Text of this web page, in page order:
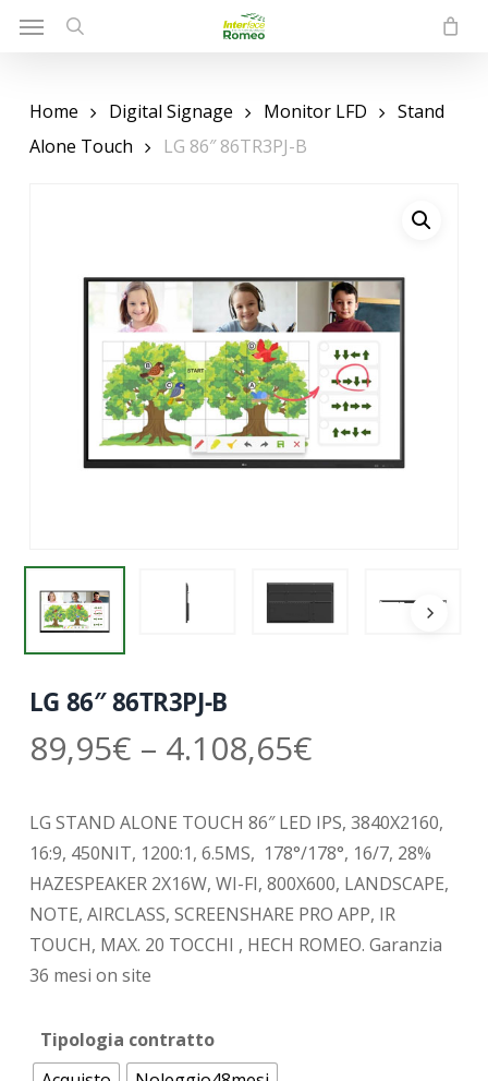
Skip
content
Menu
Home Digital Signage Monitor LFD
Stand
Alone Touch
LG 86″ 86TR3PJ-B
LG 86″ 86TR3PJ-B
89,95€ – 4.108,65€
LG STAND ALONE TOUCH 86″ LED IPS, 3840X2160,
16:9, 450NIT, 1200:1, 6.5MS, 178°/178°, 16/7, 28%
HAZESPEAKER 2X16W, WI-FI, 800X600, LANDSCAPE,
NOTE, AIRCLASS, SCREENSHARE PRO APP, IR
TOUCH, MAX. 20 TOCCHI , HECH ROMEO. Garanzia
36 mesi on site
Tipologia contratto